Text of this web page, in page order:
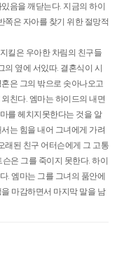
음을 깨닫는다. 지금의 하이
쪽은 자아를 찾기 위한 절망적
킬은 우아한 차림의 친구들
의 옆에 서있따. 결혼식이 시
은 그의 밖으로 솟아나오고
친다. 엠마는 하이드의 내면
를 헤치지못한다는 것을 알
는 힘을 내어 그녀에게 가려
래된 친구 어터슨에게 그 고통
은 그를 죽이지 못한다. 하이
. 엠마는 그를 그녀의 품안에
마감하면서 마지막 말을 남